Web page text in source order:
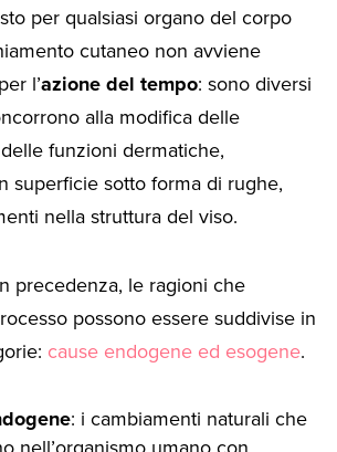
per qualsiasi organo del corpo
cutaneo non avviene
l’azione del tempo: sono diversi
alla modifica delle
funzioni dermatiche,
superficie sotto forma di rughe,
nella struttura del viso.
precedenza, le ragioni che
possono essere suddivise in
cause endogene ed esogene.
: i cambiamenti naturali che